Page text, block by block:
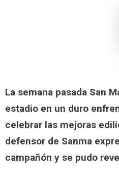
La semana pasada San
estadio en un duro
celebrar las mejoras
defensor de Sanma
campañón y se pudo